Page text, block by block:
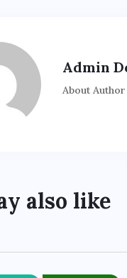
Admin
About Author
also like